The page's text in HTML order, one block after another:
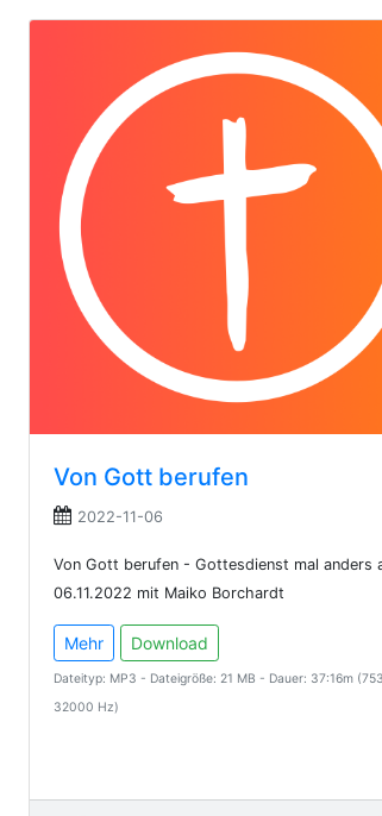
Von Gott berufen
2022-11-06
Von Gott berufen - Gottesdienst mal anders
06.11.2022 mit Maiko Borchardt
Mehr Download
Dateityp: MP3 - Dateigröße: 21 MB - Dauer: 37:16m
32000 Hz)